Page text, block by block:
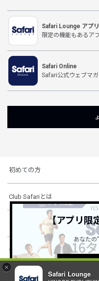
×
Safari Lounge
Safari Lounge アプリ
限定の機能もあるア
Safari Online
Safari公式ウェブマ
初めての方
Club Safariとは
ショッピングガイド
会社概要・規約
【アプリ限
あなたの
詳し